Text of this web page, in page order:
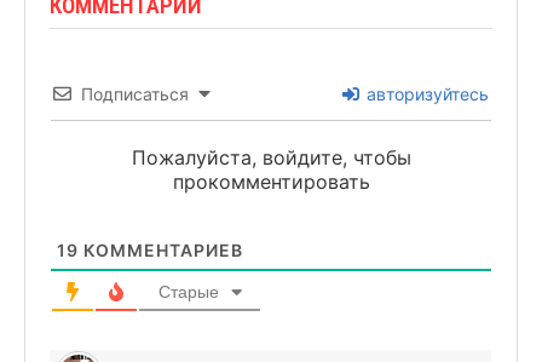
Подписаться авторизуйтесь
Пожалуйста, войдите, чтобы
прокомментировать
19 КОММЕНТАРИЕВ
Старые